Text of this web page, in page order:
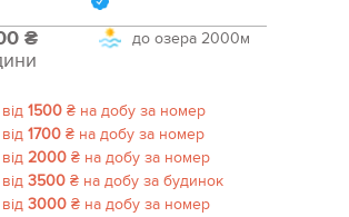
до озера 2000м
₴
від 1500 ₴ на добу за номер
від 1700 ₴ на добу за номер
від 2000 ₴ на добу за номер
від 3500 ₴ на добу за будинок
від 3000 ₴ на добу за номер